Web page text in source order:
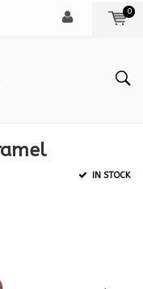
0
IN STOCK